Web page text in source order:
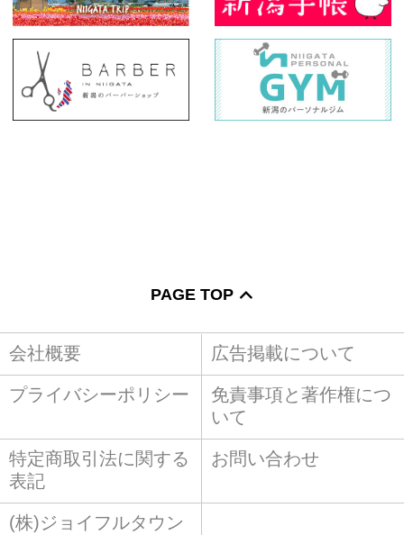
PAGE TOP
会社概要 広告掲載について
プライバシーポリシー
免責事項と著作権につ
いて
特定商取引法に関する
表記
お問い合わせ
(株)ジョイフルタウン